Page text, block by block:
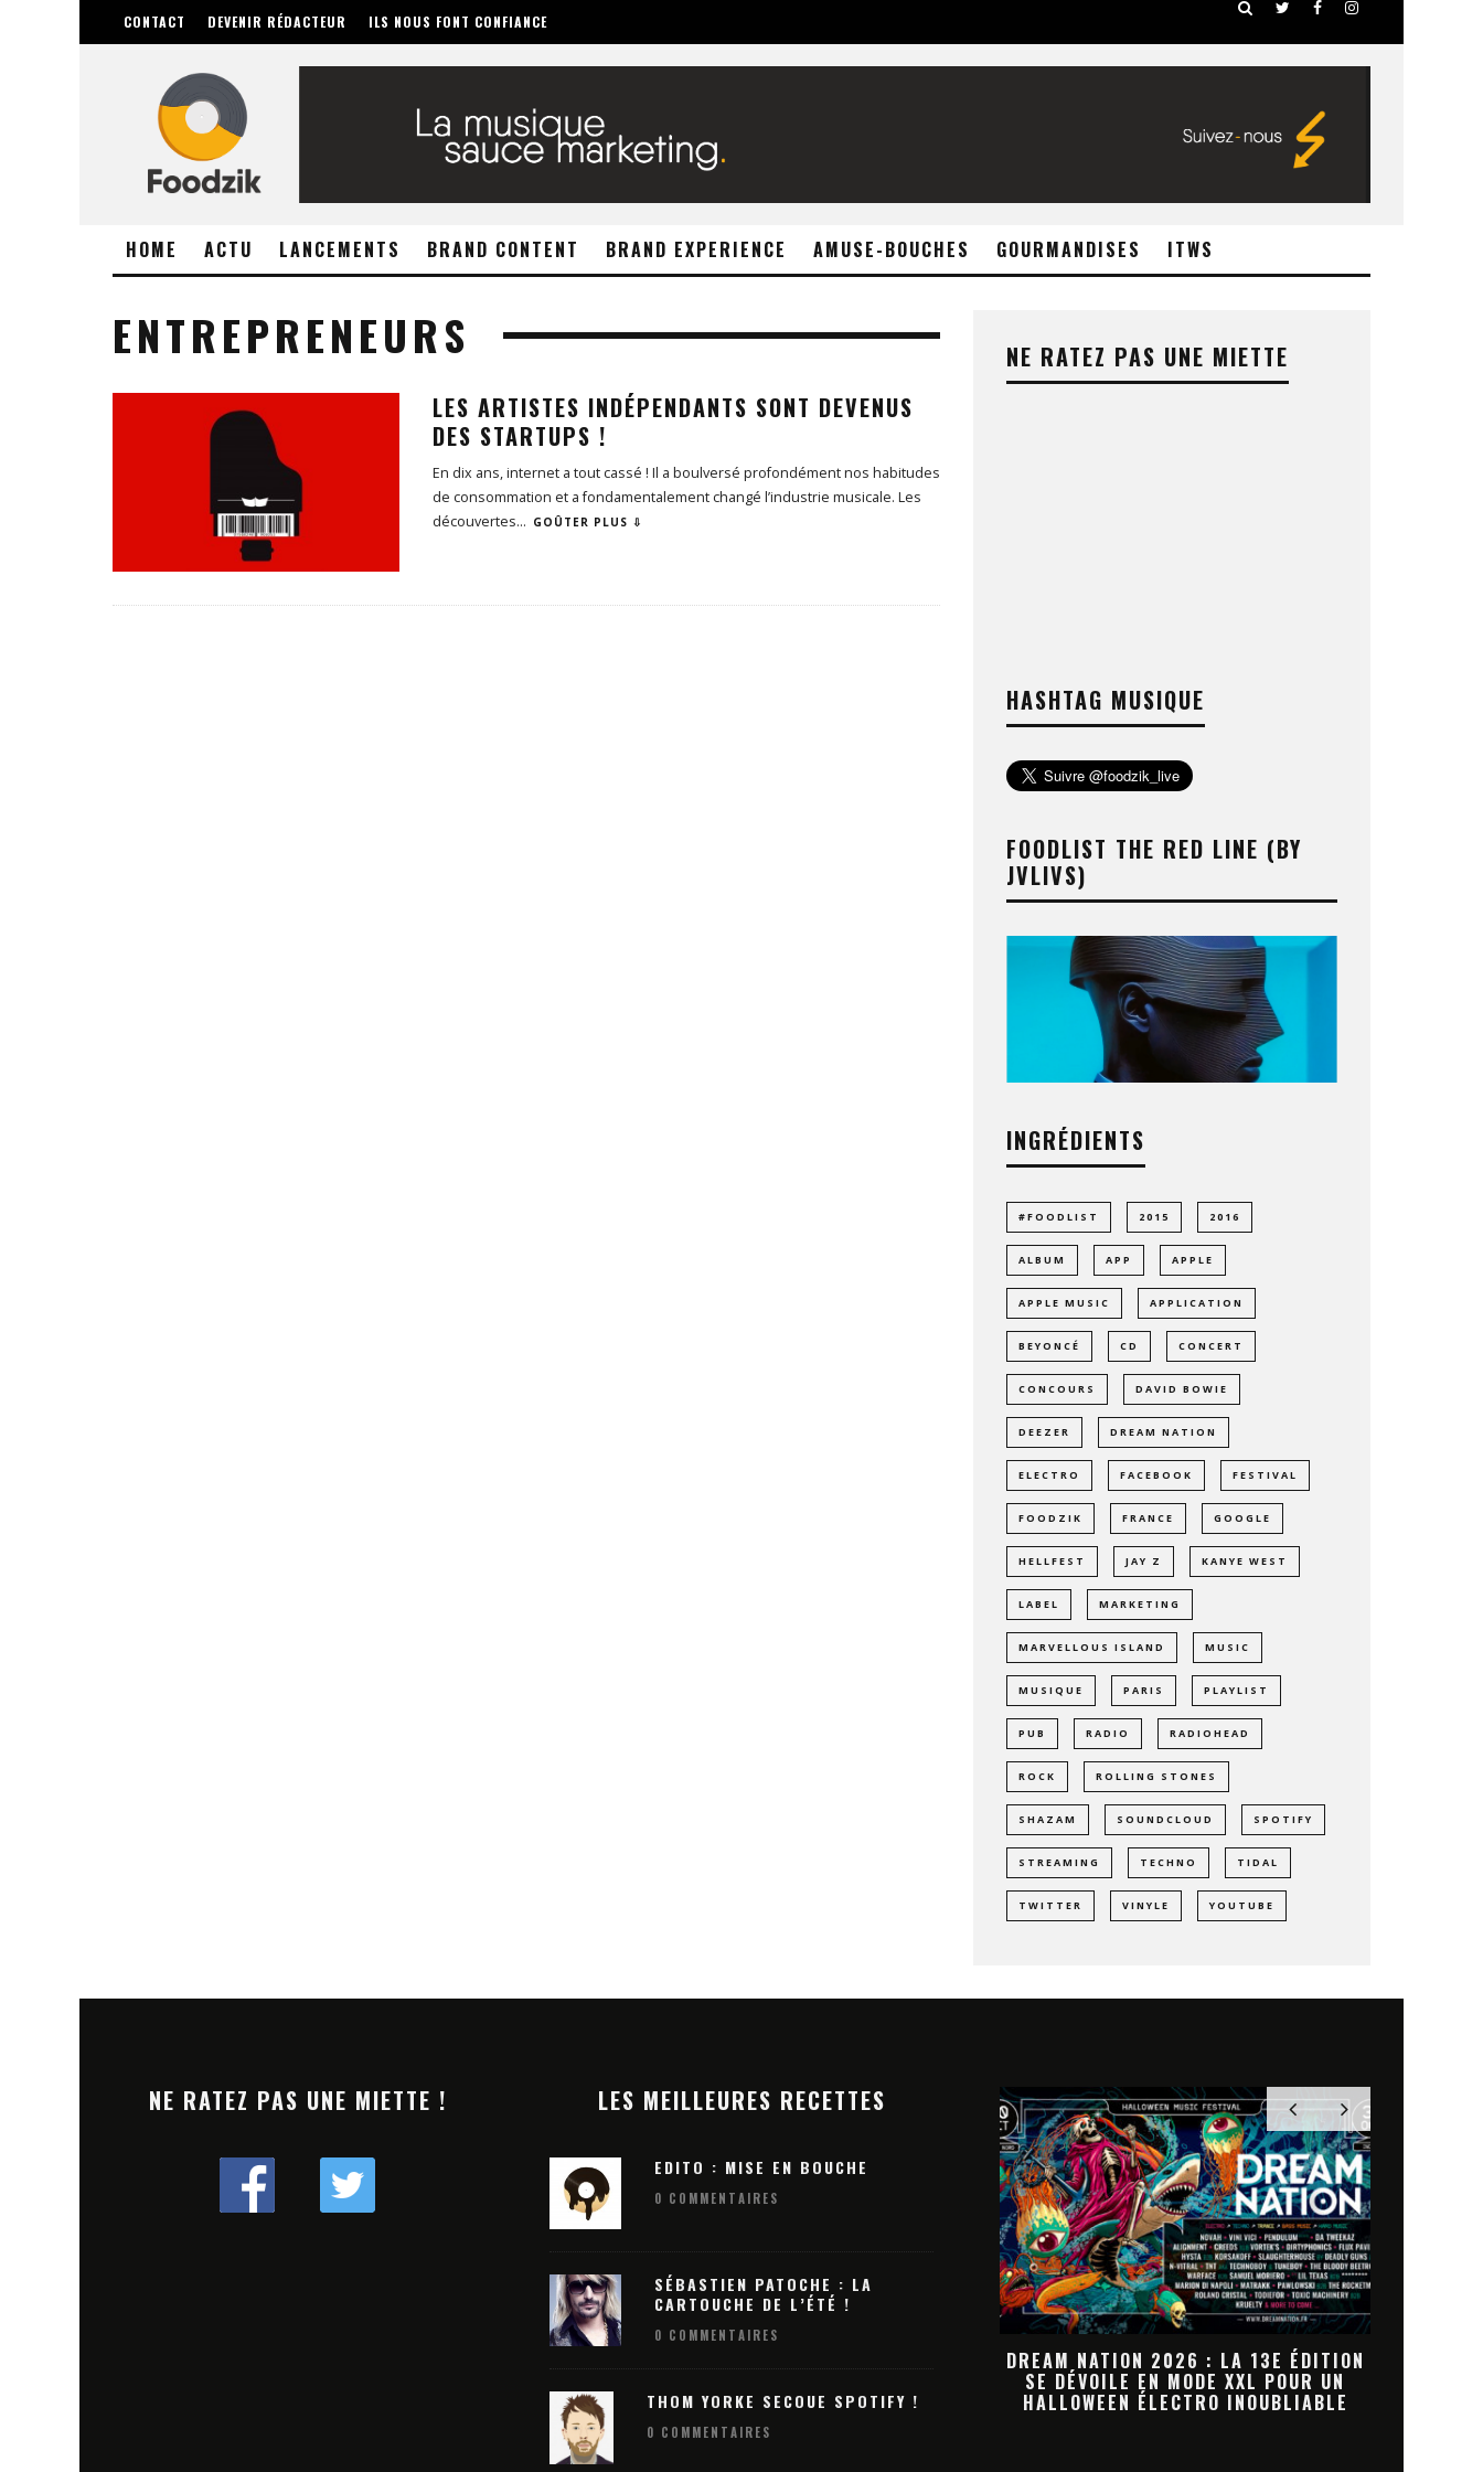
CONTACT DEVENIR RÉDACTEUR ILS NOUS FONT CONFIANCE
HOME ACTU LANCEMENTS BRAND CONTENT BRAND EXPERIENCE AMUSE-BOUCHES GOURMANDISES ITWS
ENTREPRENEURS
LES ARTISTES INDÉPENDANTS SONT DEVENUS
DES STARTUPS !
En dix ans, internet a tout cassé ! Il a boulversé profondément nos habitudes
de consommation et a fondamentalement changé l’industrie musicale. Les
découvertes... GOÛTER PLUS ⇩
NE RATEZ PAS UNE MIETTE
HASHTAG MUSIQUE
FOODLIST THE RED LINE (BY
JVLIVS)
INGRÉDIENTS
#FOODLIST 2015 2016
ALBUM APP APPLE
APPLE MUSIC APPLICATION
BEYONCÉ CD CONCERT
CONCOURS DAVID BOWIE
DEEZER DREAM NATION
ELECTRO FACEBOOK FESTIVAL
FOODZIK FRANCE GOOGLE
HELLFEST JAY Z KANYE WEST
LABEL MARKETING
MARVELLOUS ISLAND MUSIC
MUSIQUE PARIS PLAYLIST
PUB RADIO RADIOHEAD
ROCK ROLLING STONES
SHAZAM SOUNDCLOUD SPOTIFY
STREAMING TECHNO TIDAL
TWITTER VINYLE YOUTUBE
NE RATEZ PAS UNE MIETTE ! LES MEILLEURES RECETTES
EDITO : MISE EN BOUCHE
0 COMMENTAIRES
SÉBASTIEN PATOCHE : LA
CARTOUCHE DE L’ÉTÉ !
0 COMMENTAIRES
THOM YORKE SECOUE SPOTIFY !
0 COMMENTAIRES
PROCHAINE RÉVÉLATION ÉLECTRO ! HALLOWEEN ÉLECTRO INOUBLIABLE
DREAM NATION 2026 : LA
PROGRAMMATION HALLOWEEN PREND
FORME